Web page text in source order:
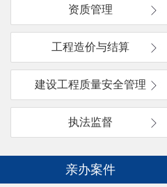
资质管理
工程造价与结算
建设工程质量安全管理
执法监督
亲办案件